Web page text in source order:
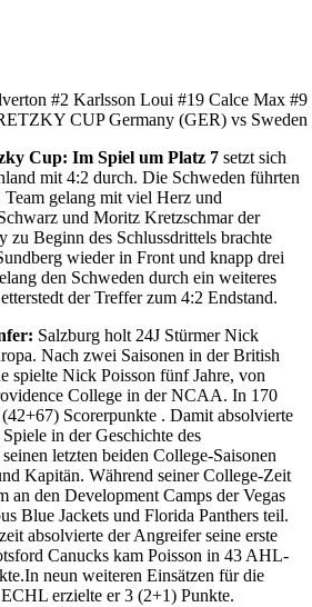
#2 Karlsson Loui #19 Calce Max #9
CUP Germany (GER) vs Sweden
Cup: Im Spiel um Platz 7 setzt sich
mit 4:2 durch. Die Schweden führten
gelang mit viel Herz und
und Moritz Kretzschmar der
zu Beginn des Schlussdrittels brachte
wieder in Front und knapp drei
den Schweden durch ein weiteres
der Treffer zum 4:2 Endstand.
Salzburg holt 24J Stürmer Nick
Nach zwei Saisonen in der British
spielte Nick Poisson fünf Jahre, von
College in der NCAA. In 170
Scorerpunkte . Damit absolvierte
in der Geschichte des
letzten beiden College-Saisonen
Kapitän. Während seiner College-Zeit
an den Development Camps der Vegas
Blue Jackets und Florida Panthers teil.
absolvierte der Angreifer seine erste
Canucks kam Poisson in 43 AHL-
neun weiteren Einsätzen für die
erzielte er 3 (2+1) Punkte.